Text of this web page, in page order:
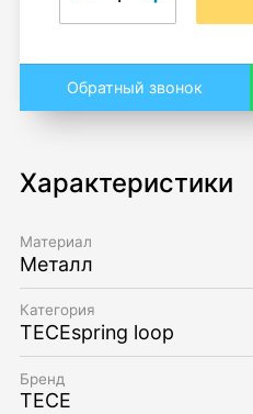
Обратный звонок
Характеристики
Материал
Металл
Категория
TECEspring loop
Бренд
TECE